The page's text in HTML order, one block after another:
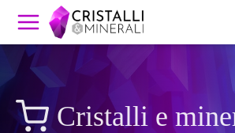
Cristalli e